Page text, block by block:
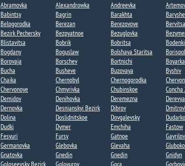
Abramovka Alexandrowka Andreevka
Babintsy
Bagrin Barakhta
Belogorodka
Berezan Berezovoye​ Bervitsa
Bezirk Pechersky
Bezpyatnoe Bezuglovka​
Blistavitsa
Bobrik Bobritsa​ Bodenki​
Bogdany​
Boguslaw Bolshaya Staritsa​ Borispol
Borovaja
Borschev Bortnichi​ Boyarka
Bucha
Busheve Buzovaya​ Byshiv
Chaika​
Chernobyl Chernogorodka
Chervonoye
Chmyrivka Chubinskoe​ Concha
Demidov
Denihovka Deremezna
Dernovka
Desnianskyi Bezirk Dibrov
Dolina​
Doslidnitskoe Dovgalevsky
Dudki​
Dymer Emchiha Fastow
Fesyuri
Fursy Gatnoe​
Germanovka​
Glebovka Glevaha
Gnatovka​
Gnedin Gnedin​ Gnidyn
Goloseevsky Bezirk
Golovurov Gora​